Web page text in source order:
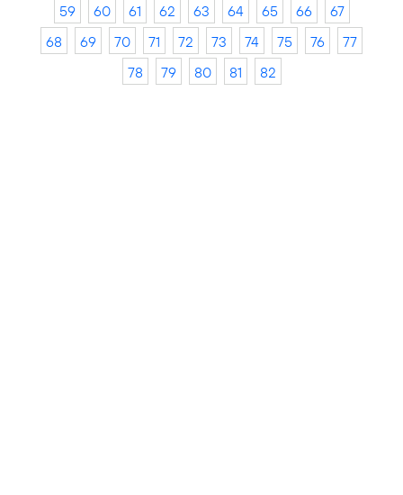
59
60 61 62 63 64 65 66
67
68
69 70 71 72 73 74 75 76
77
78
79 80 81 82